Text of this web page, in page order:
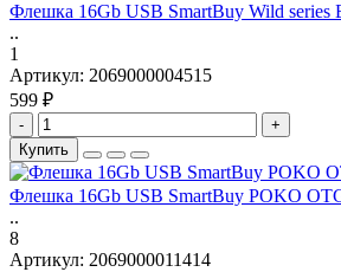
Флешка 16Gb USB SmartBuy Wild series
..
1
Артикул: 2069000004515
599 ₽
-
+
Купить
Флешка 16Gb USB SmartBuy POKO
..
8
Артикул: 2069000011414